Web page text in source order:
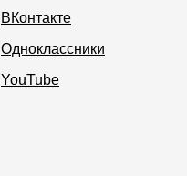
ВКонтакте
Одноклассники
YouTube